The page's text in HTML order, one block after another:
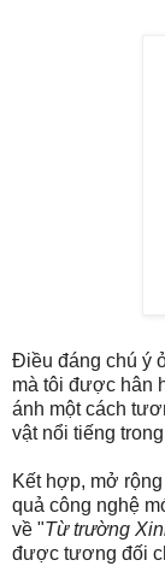
Điều đáng chú ý
mà tôi được hân
ánh một cách
vật nổi tiếng
Kết hợp, mở
quả công nghệ
về "Từ trường
được tương đối